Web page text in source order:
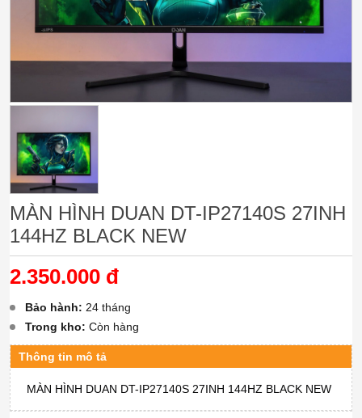
MÀN HÌNH DUAN DT-IP27140S 27INH
144HZ BLACK NEW
2.350.000 đ
Bảo hành: 24 tháng
Trong kho: Còn hàng
Thông tin mô tả
MÀN HÌNH DUAN DT-IP27140S 27INH 144HZ BLACK NEW